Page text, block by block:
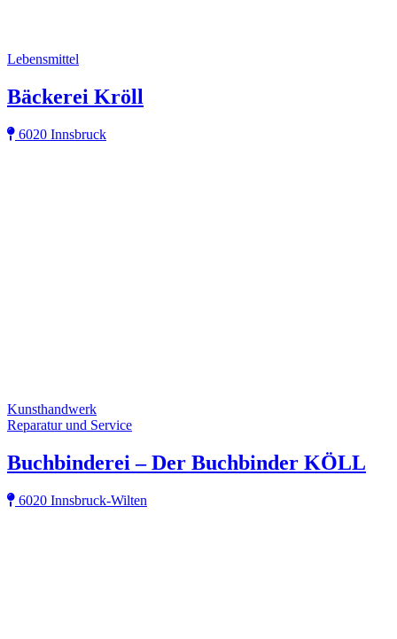
Lebensmittel
Bäckerei Kröll
6020 Innsbruck
Kunsthandwerk
Reparatur und Service
Buchbinderei – Der Buchbinder KÖLL
6020 Innsbruck-Wilten